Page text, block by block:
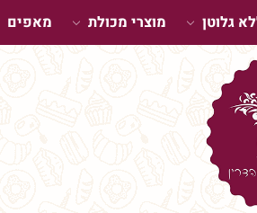
גלוטן מוצרי מכולת מאפים